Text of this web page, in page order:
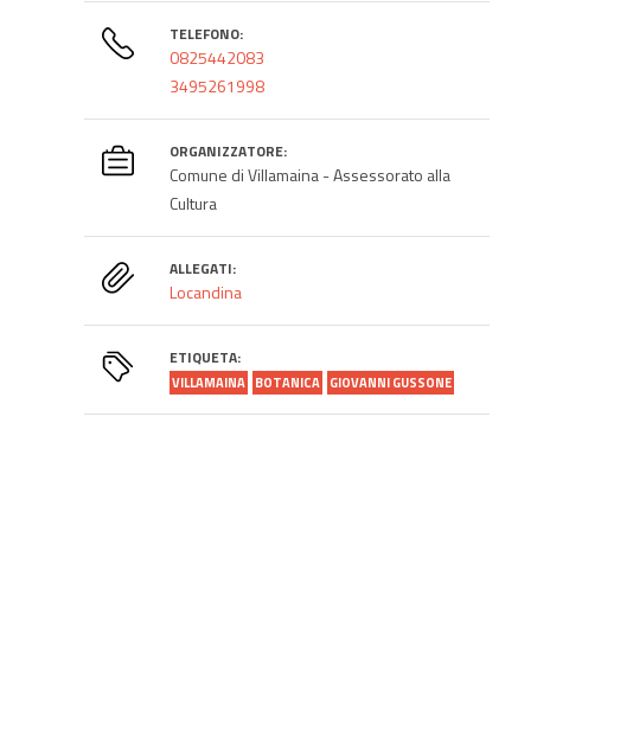
TELEFONO:
0825442083
3495261998
ORGANIZZATORE:
Comune di Villamaina - Assessorato alla
Cultura
ALLEGATI:
Locandina
ETIQUETA:
VILLAMAINA BOTANICA GIOVANNI GUSSONE